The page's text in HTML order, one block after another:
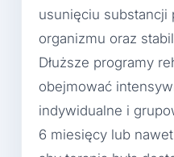
usunięciu substancji
organizmu oraz
Dłuższe programy
obejmować
indywidualne i
6 miesięcy lub